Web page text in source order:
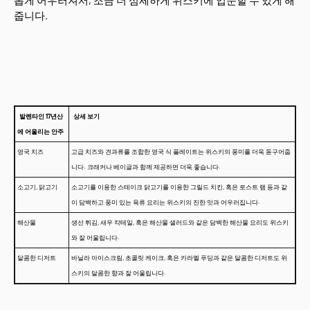
줍니다.
발렌타인 17년산
에 어울리는 안주
상세 보기
영국 치즈
고급 치즈와 견과류를 조합한 영국 식 플레이트는 위스키의 풍미를 더욱 돋구어줍
니다. 크래커나 베이글과 함께 제공하면 더욱 좋습니다.
소고기, 닭고기
소고기를 이용한 스테이크 닭고기를 이용한 그릴드 치킨, 혹은 로스트 램 등과 같
이 담백하고 풍미 있는 육류 요리는 위스키의 진한 맛과 어우러집니다.
해산물
생선 튀김, 새우 칵테일, 혹은 해산물 샐러드와 같은 담백한 해산물 요리도 위스키
와 잘 어울립니다.
달콤한 디저트
바닐라 아이스크림, 초콜릿 케이크, 혹은 카라멜 푸딩과 같은 달콤한 디저트도 위
스키의 달콤한 향과 잘 어울립니다.